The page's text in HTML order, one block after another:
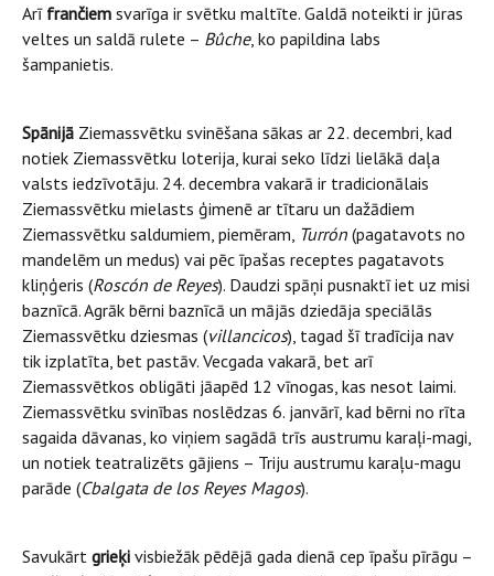
Arī frančiem svarīga ir svētku maltīte. Galdā noteikti ir jūras
veltes un saldā rulete – Bûche, ko papildina labs
šampanietis.
Spānijā Ziemassvētku svinēšana sākas ar 22. decembri, kad
notiek Ziemassvētku loterija, kurai seko līdzi lielākā daļa
valsts iedzīvotāju. 24. decembra vakarā ir tradicionālais
Ziemassvētku mielasts ģimenē ar tītaru un dažādiem
Ziemassvētku saldumiem, piemēram, Turrón (pagatavots no
mandelēm un medus) vai pēc īpašas receptes pagatavots
kliņģeris (Roscón de Reyes). Daudzi spāņi pusnaktī iet uz misi
baznīcā. Agrāk bērni baznīcā un mājās dziedāja speciālās
Ziemassvētku dziesmas (villancicos), tagad šī tradīcija nav
tik izplatīta, bet pastāv. Vecgada vakarā, bet arī
Ziemassvētkos obligāti jāapēd 12 vīnogas, kas nesot laimi.
Ziemassvētku svinības noslēdzas 6. janvārī, kad bērni no rīta
sagaida dāvanas, ko viņiem sagādā trīs austrumu karaļi-magi,
un notiek teatralizēts gājiens – Triju austrumu karaļu-magu
parāde (Cbalgata de los Reyes Magos).
Savukārt grieķi visbiežāk pēdējā gada dienā cep īpašu pīrāgu –